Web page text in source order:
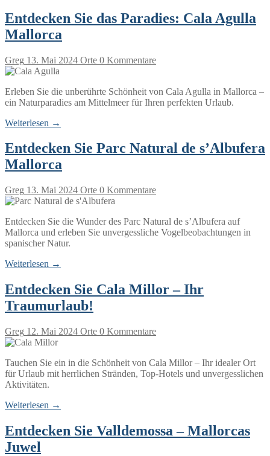
Entdecken Sie das Paradies: Cala Agulla
Mallorca
Greg 13. Mai 2024 Orte 0 Kommentare
Erleben Sie die unberührte Schönheit von Cala Agulla in Mallorca –
ein Naturparadies am Mittelmeer für Ihren perfekten Urlaub.
Weiterlesen →
Entdecken Sie Parc Natural de s’Albufera
Mallorca
Greg 13. Mai 2024 Orte 0 Kommentare
Entdecken Sie die Wunder des Parc Natural de s’Albufera auf
Mallorca und erleben Sie unvergessliche Vogelbeobachtungen in
spanischer Natur.
Weiterlesen →
Entdecken Sie Cala Millor – Ihr
Traumurlaub!
Greg 12. Mai 2024 Orte 0 Kommentare
Tauchen Sie ein in die Schönheit von Cala Millor – Ihr idealer Ort
für Urlaub mit herrlichen Stränden, Top-Hotels und unvergesslichen
Aktivitäten.
Weiterlesen →
Entdecken Sie Valldemossa – Mallorcas
Juwel